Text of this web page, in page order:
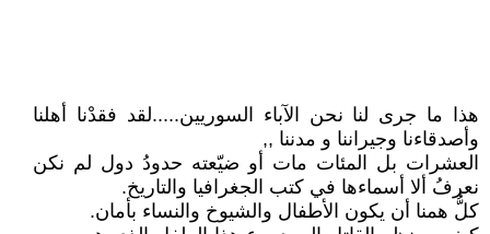
هذا ما جرى لنا نحن اﻵباء السوريين.....لقد فقدْنا أهلنا
وأصدقاءنا وجيراننا و مدننا ,,
العشرات بل المئات مات أو ضيّعته حدودُ دول لم نكن
نعرفُ ألا أسماءها في كتب الجغرافيا والتاريخ.
كلُّ همنا أن يكون اﻷطفال والشيوخ والنساء بأمان.